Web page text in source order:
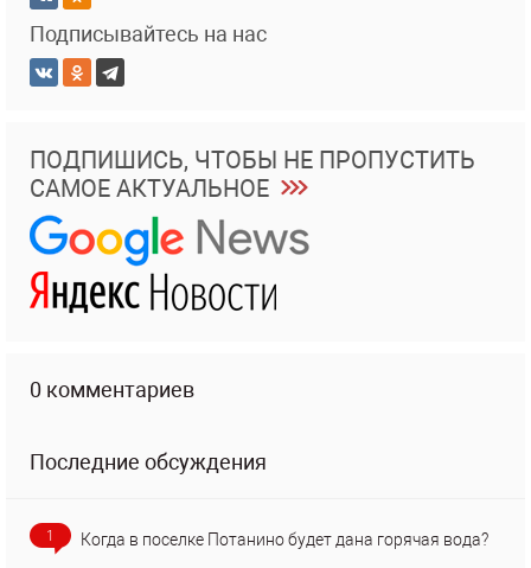
Подписывайтесь на нас
ПОДПИШИСЬ, ЧТОБЫ НЕ ПРОПУСТИТЬ
САМОЕ АКТУАЛЬНОЕ
0 комментариев
Последние обсуждения
1 Когда в поселке Потанино будет дана горячая вода?